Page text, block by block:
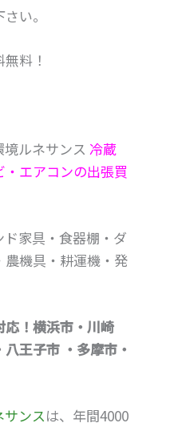
い。
料！
冷蔵
エアコンの出張買
ド家具・食器棚・ダ
機具・耕運機・発
！横浜市・川崎
王子市 ・多摩市・
ンスは、年間4000